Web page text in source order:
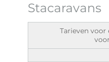
Stacaravans
Tarieven voor